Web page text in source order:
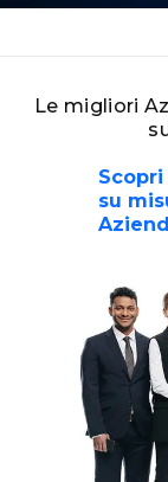
Le migliori
su